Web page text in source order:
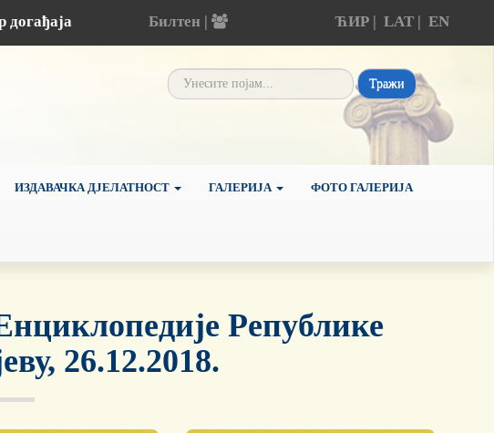
догађаја Билтен | ЋИР| LAT| EN
Тражи
ИЗДАВАЧКА ДЈЕЛАТНОСТ ГАЛЕРИЈА ФОТО ГАЛЕРИЈА
Републике
26.12.2018.